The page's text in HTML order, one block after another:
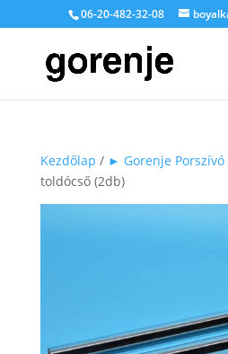
06-20-482-32-08
Kezdőlap / ► Gorenje Porszívó
toldócső (2db)